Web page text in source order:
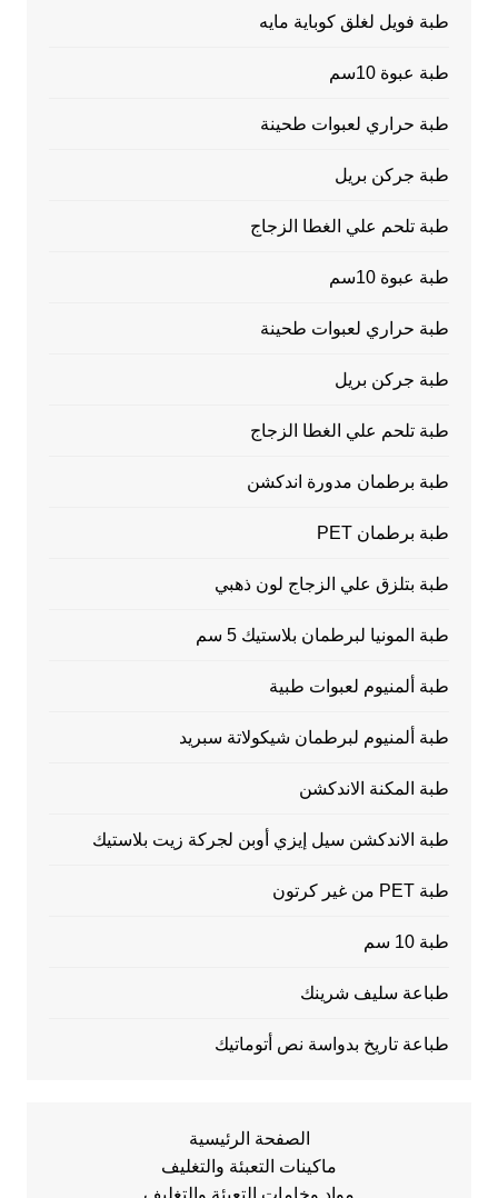
طبة فويل لغلق كوباية مايه
طبة عبوة 10سم
طبة حراري لعبوات طحينة
طبة جركن بريل
طبة تلحم علي الغطا الزجاج
طبة عبوة 10سم
طبة حراري لعبوات طحينة
طبة جركن بريل
طبة تلحم علي الغطا الزجاج
طبة برطمان مدورة اندكشن
طبة برطمان PET
طبة بتلزق علي الزجاج لون ذهبي
طبة المونيا لبرطمان بلاستيك 5 سم
طبة ألمنيوم لعبوات طبية
طبة ألمنيوم لبرطمان شيكولاتة سبريد
طبة المكنة الاندكشن
طبة الاندكشن سيل إيزي أوبن لجركة زيت بلاستيك
طبة PET من غير كرتون
طبة 10 سم
طباعة سليف شرينك
طباعة تاريخ بدواسة نص أتوماتيك
الصفحة الرئيسية
ماكينات التعبئة والتغليف